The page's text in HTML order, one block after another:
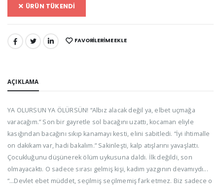
ÜRÜN TÜKENDİ
PAYLAŞ: FAVORILERIME EKLE
AÇIKLAMA
YA OLURSUN YA ÖLÜRSÜN! “Albız alacak değil ya, elbet uçmağa
varacağım.” Son bir gayretle sol bacağını uzattı, kocaman eliyle
kasığından bacağını sıkıp kanamayı kesti, elini sabitledi. “İyi ihtimalle
on dakikam var, hadi bakalım.” Sakinleşti, kalp atışlarını yavaşlattı.
Çocukluğunu düşünerek ölüm uykusuna daldı. İlk değildi, son
olmayacaktı. O sadece sırası gelmiş kişi, kadim yazgının devamıydı...
“…Devlet ebet müddet, seçilmiş seçilmemiş fark etmez. Biz sadece o